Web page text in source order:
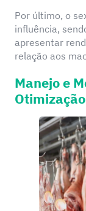
Por último, o
influência,
apresentar
relação aos
Manejo e